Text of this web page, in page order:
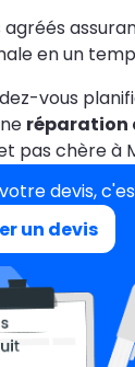
agréés
en un
vous
réparation
pas chère à
devis,
un devis